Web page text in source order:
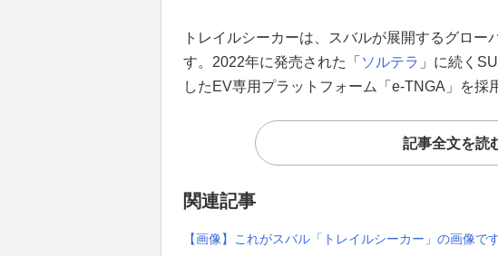
トレイルシーカーは、スバルが展開するグロ
す。2022年に発売された「 ソルテラ 」に続く
したEV専用プラットフォーム「e-TNGA」を採
記事全文を読
関連記事
【画像】これがスバル「トレイルシーカー」の画像で